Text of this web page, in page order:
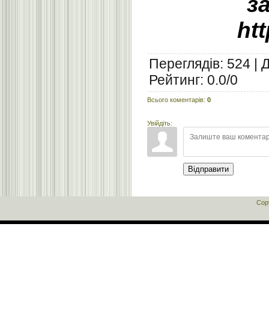
Переглядів: 524 |
Рейтинг: 0.0/0
Всього коментарів: 0
Увійдіть:
Відправити